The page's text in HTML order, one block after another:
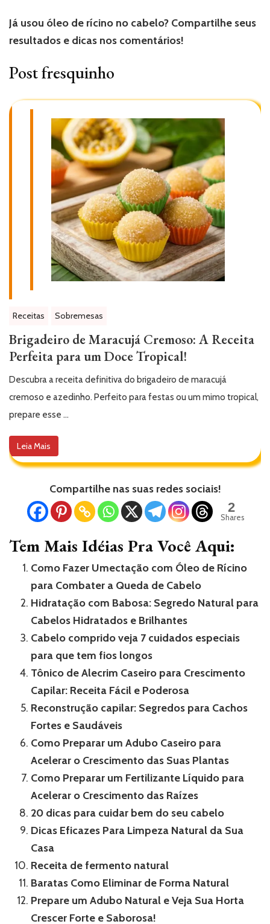
Já usou óleo de rícino no cabelo? Compartilhe seus
resultados e dicas nos comentários!
Post fresquinho
Receitas Sobremesas
Brigadeiro de Maracujá Cremoso: A Receita
Perfeita para um Doce Tropical!
Descubra a receita definitiva do brigadeiro de maracujá
cremoso e azedinho. Perfeito para festas ou um mimo tropical,
prepare esse …
Leia Mais
Compartilhe nas suas redes sociais!
2
Shares
Tem Mais Idéias Pra Você Aqui:
Como Fazer Umectação com Óleo de Rícino
para Combater a Queda de Cabelo
Hidratação com Babosa: Segredo Natural para
Cabelos Hidratados e Brilhantes
Cabelo comprido veja 7 cuidados especiais
para que tem fios longos
Tônico de Alecrim Caseiro para Crescimento
Capilar: Receita Fácil e Poderosa
Reconstrução capilar: Segredos para Cachos
Fortes e Saudáveis
Como Preparar um Adubo Caseiro para
Acelerar o Crescimento das Suas Plantas
Como Preparar um Fertilizante Líquido para
Acelerar o Crescimento das Raízes
20 dicas para cuidar bem do seu cabelo
Dicas Eficazes Para Limpeza Natural da Sua
Casa
Receita de fermento natural
Baratas Como Eliminar de Forma Natural
Prepare um Adubo Natural e Veja Sua Horta
Crescer Forte e Saborosa!